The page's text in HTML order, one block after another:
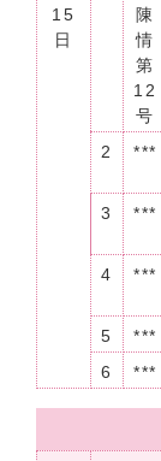
15
日
陳
情
第
12
号
2 ***
3 ***
4 ***
5 ***
6
***